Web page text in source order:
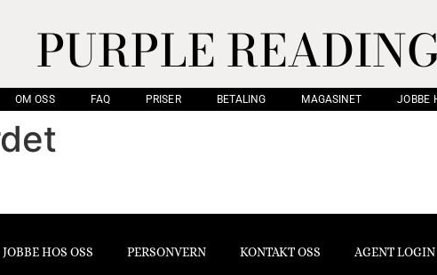
PURPLE
OM OSS FAQ PRISER BETALING MAGASINET JOBBE
JOBBE HOS OSS PERSONVERN KONTAKT OSS AGENT LOGIN